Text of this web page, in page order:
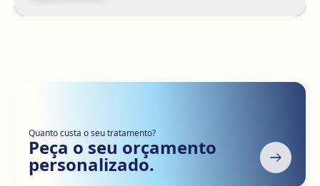
Quanto custa o seu tratamento?
Peça o seu orçamento
personalizado.